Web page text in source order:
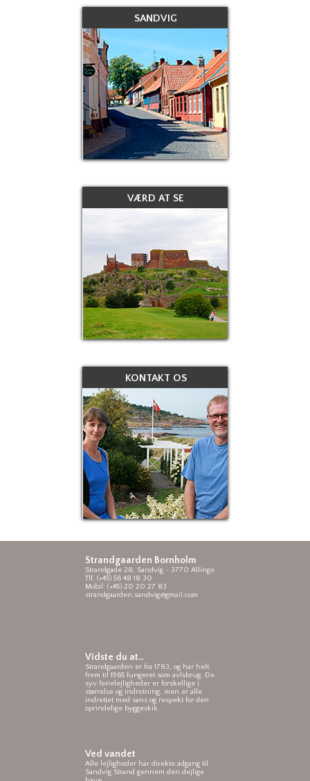
SANDVIG
VÆRD AT SE
KONTAKT OS
Strandgaarden Bornholm
Strandgade 28, Sandvig - 3770 Allinge
Tlf. (+45) 56 48 18 30
Mobil: (+45) 20 20 27 83
strandgaarden.sandvig@gmail.com
Vidste du at..
Strandgaarden er fra 1783, og har helt
frem til 1965 fungeret som avlsbrug. De
syv ferielejligheder er forskellige i
størrelse og indretning, men er alle
indrettet med sans og respekt for den
oprindelige byggeskik.
Ved vandet
Alle lejligheder har direkte adgang til
Sandvig Strand gennem den dejlige